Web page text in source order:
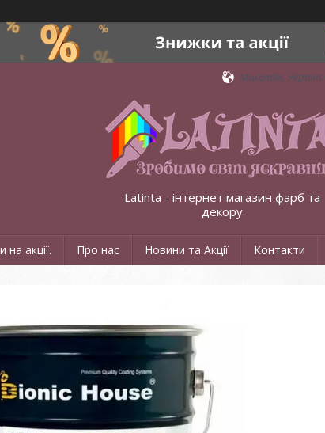
Миколаїв, Україна
Latinta - інтернет магазин фарб та
декору
акції. Про нас Новини та Акції Контакти